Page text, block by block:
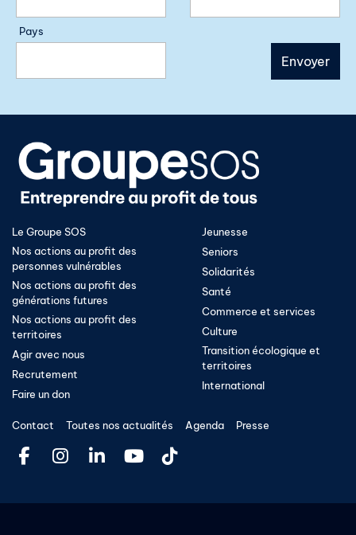
Pays
Le Groupe SOS
Nos actions au profit des
personnes vulnérables
Nos actions au profit des
générations futures
Nos actions au profit des
territoires
Agir avec nous
Recrutement
Faire un don
Jeunesse
Seniors
Solidarités
Santé
Commerce et services
Culture
Transition écologique et
territoires​
International
Contact Toutes nos actualités Agenda Presse